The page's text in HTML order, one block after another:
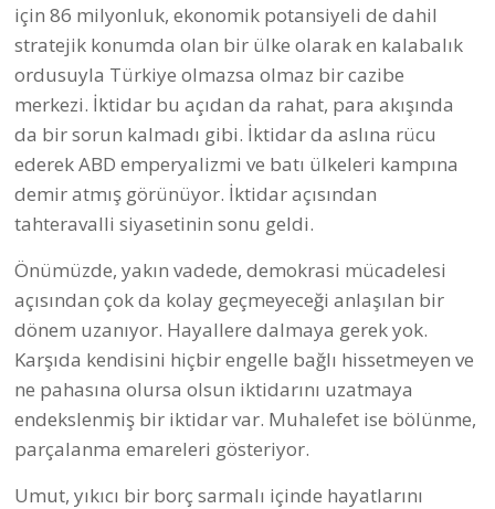
için 86 milyonluk, ekonomik potansiyeli de dahil
stratejik konumda olan bir ülke olarak en kalabalık
ordusuyla Türkiye olmazsa olmaz bir cazibe
merkezi. İktidar bu açıdan da rahat, para akışında
da bir sorun kalmadı gibi. İktidar da aslına rücu
ederek ABD emperyalizmi ve batı ülkeleri kampına
demir atmış görünüyor. İktidar açısından
tahteravalli siyasetinin sonu geldi.
Önümüzde, yakın vadede, demokrasi mücadelesi
açısından çok da kolay geçmeyeceği anlaşılan bir
dönem uzanıyor. Hayallere dalmaya gerek yok.
Karşıda kendisini hiçbir engelle bağlı hissetmeyen ve
ne pahasına olursa olsun iktidarını uzatmaya
endekslenmiş bir iktidar var. Muhalefet ise bölünme,
parçalanma emareleri gösteriyor.
Umut, yıkıcı bir borç sarmalı içinde hayatlarını